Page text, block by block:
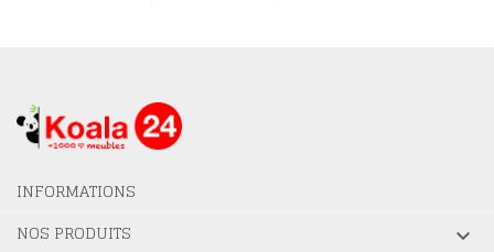
INFORMATIONS
NOS PRODUITS
